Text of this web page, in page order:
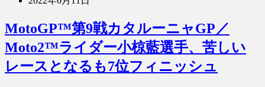
MotoGP™第9戦カタルーニャGP／
Moto2™ライダー小椋藍選手、苦しい
レースとなるも7位フィニッシュ